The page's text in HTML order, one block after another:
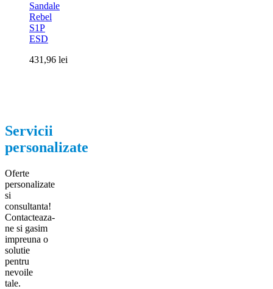
Sandale
Rebel
S1P
ESD
431,96 lei
Servicii
personalizate
Oferte
personalizate
si
consultanta!
Contacteaza-
ne si gasim
impreuna o
solutie
pentru
nevoile
tale.